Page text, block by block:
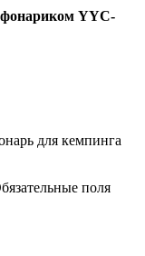
фонариком YYC-
для кемпинга
поля